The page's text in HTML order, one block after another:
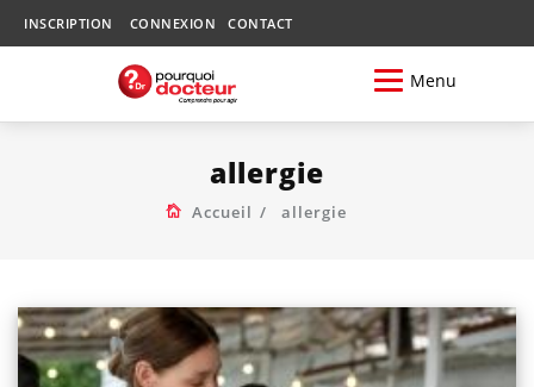
INSCRIPTION CONNEXION CONTACT
Menu
allergie
Accueil allergie